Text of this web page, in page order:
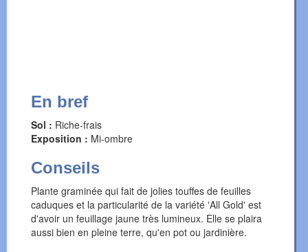
En bref
Sol : Riche-frais
Exposition : Mi-ombre
Conseils
Plante graminée qui fait de jolies touffes de feuilles
caduques et la particularité de la variété 'All Gold' est
d'avoir un feuillage jaune très lumineux. Elle se plaira
aussi bien en pleine terre, qu'en pot ou jardinière.